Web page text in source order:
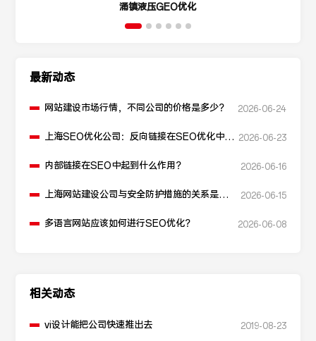
涌镇液压GEO优化
最新动态
网站建设市场行情，不同公司的价格是多少？ 2026-06-24
上海SEO优化公司：反向链接在SEO优化中起 2026-06-23
内部链接在SEO中起到什么作用？ 2026-06-16
上海网站建设公司与安全防护措施的关系是什
2026-06-15
多语言网站应该如何进行SEO优化？ 2026-06-08
相关动态
vi设计能把公司快速推出去 2019-08-23